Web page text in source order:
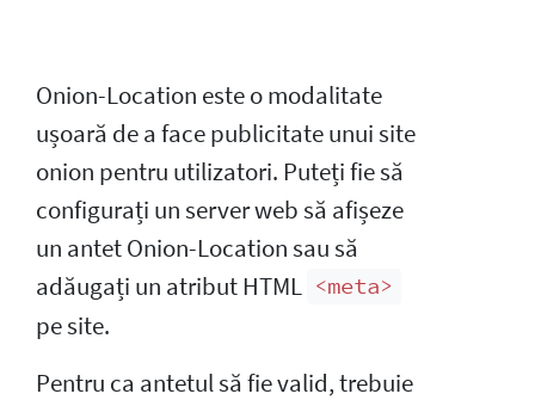
Onion-Location este o modalitate
ușoară de a face publicitate unui site
onion pentru utilizatori. Puteți fie să
configurați un server web să afișeze
un antet Onion-Location sau să
adăugați un atribut HTML <meta>
pe site.
Pentru ca antetul să fie valid, trebuie